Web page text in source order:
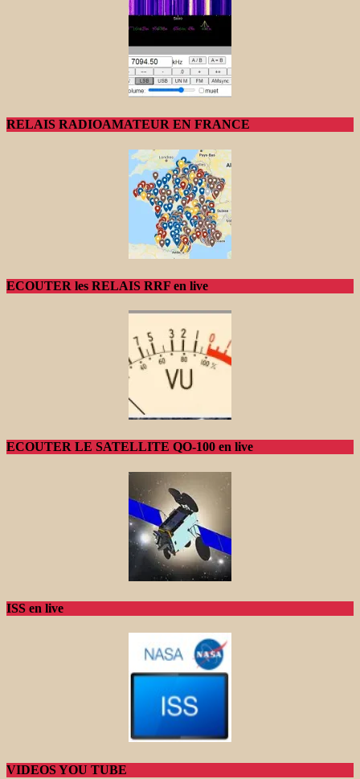
RELAIS RADIOAMATEUR EN FRANCE
ECOUTER les RELAIS RRF en live
ECOUTER LE SATELLITE QO-100 en live
ISS en live
VIDEOS YOU TUBE